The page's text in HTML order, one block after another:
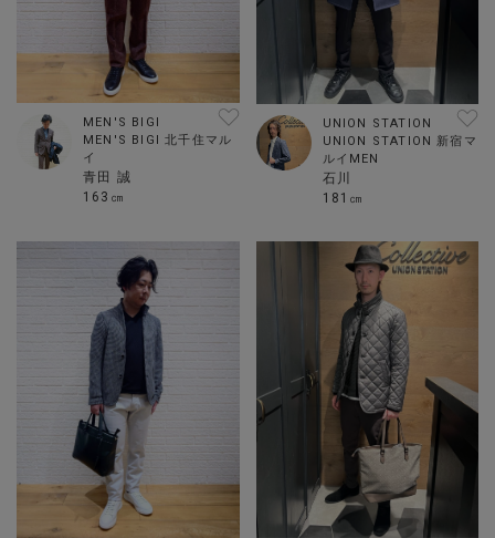
MEN'S BIGI
MEN'S BIGI 北千住マル
イ
青田 誠
163㎝
UNION STATION
UNION STATION 新宿マ
ルイMEN
石川
181㎝